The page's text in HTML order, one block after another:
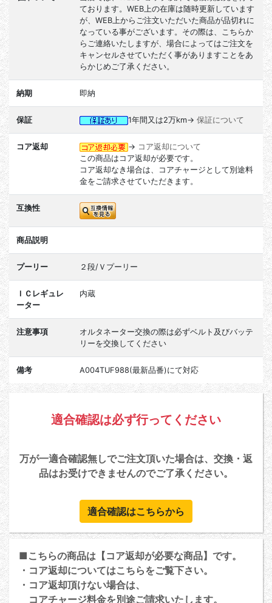
ております。WEB上の在庫は随時更新しています
が、WEB上からご注文いただいた商品が品切れに
なっている事がございます。その際は、こちらか
らご連絡いたしますが、場合によってはご注文を
キャンセルさせていただく事がありますことをあ
らかじめご了承ください。
納期 即納
保証 1年間又は2万km→ 保証について
コア返却 → コア返却について
この商品はコア返却が必要です。
コア返却なき場合は、コアチャージとして別途料
金をご請求させていただきます。
互換性
商品説明
プーリー ２段/Ｖプーリー
ＩＣレギュレ
ーター
内蔵
注意事項
オルタネーター交換の際は必ずベルト及びバッテ
リーを交換してください
備考 A004TUF988(最新品番)にて対応
適合確認は必ず行ってください
万が一適合確認無しでご注文頂いた場合は、交換・返
品はお受けできませんのでご了承ください。
適合確認はこちらから
■こちらの商品は【コア返却が必要な商品】です。
・コア返却についてはこちらをご覧下さい。
・コア返却頂けない場合は、
コアチャージ料金を別途ご請求いたします。